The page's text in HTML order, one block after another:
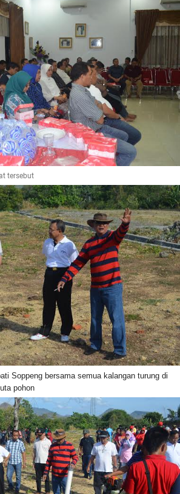
tersebut
Soppeng bersama semua kalangan turung di
pohon